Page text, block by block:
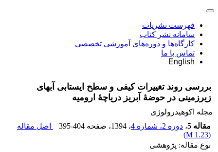
فهرست نشریات
سامانه نشر کتاب
کارگاه‌ها و دوره‌های آموزشی تخصصی
تماس با ما
English
بررسی روند تغییرات کیفی و سطح ایستابی آب‏های
زیرزمینی در حوضۀ آبریز دریاچۀ ارومیه
مجله اکوهیدرولوژی
مقاله 5
، دوره 2، شماره 4 ، 1394 ، صفحه 395-404
اصل مقاله
(
1.23 M
)
نوع مقاله: پژوهشی